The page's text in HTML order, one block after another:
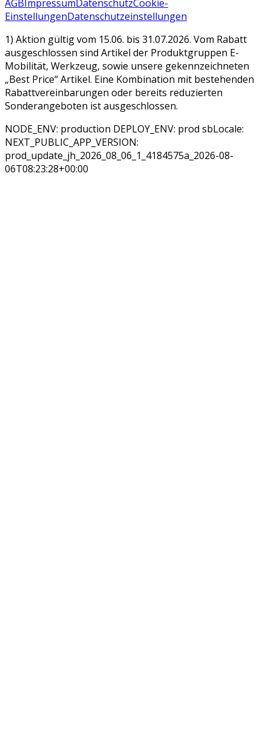
AGB ImpressumDatenschutzCookie-
EinstellungenDatenschutzeinstellungen
1) Aktion gültig vom 15.06. bis 31.07.2026. Vom Rabatt
ausgeschlossen sind Artikel der Produktgruppen E-
Mobilität, Werkzeug, sowie unsere gekennzeichneten
„Best Price“ Artikel. Eine Kombination mit bestehenden
Rabattvereinbarungen oder bereits reduzierten
Sonderangeboten ist ausgeschlossen.
NODE_ENV: production DEPLOY_ENV: prod sbLocale:
NEXT_PUBLIC_APP_VERSION:
prod_update_jh_2026_08_06_1_4184575a_2026-08-
06T08:23:28+00:00